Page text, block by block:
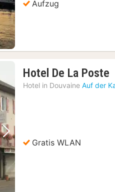
Aufzug
Nächstes Bild
Hotel De La Poste
Hotel in Douvaine Auf der
Gratis WLAN